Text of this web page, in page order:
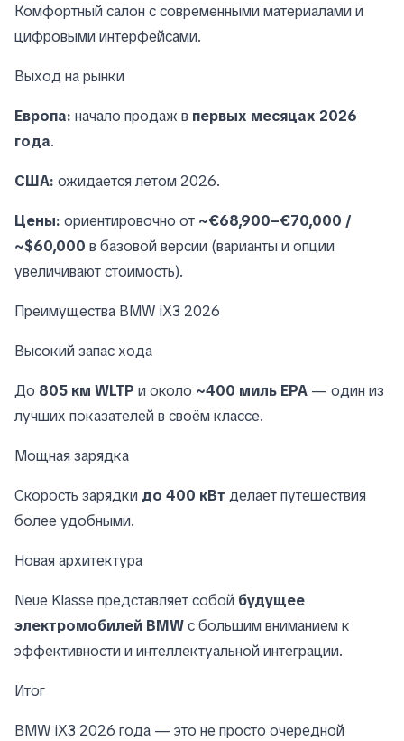
Комфортный салон с современными материaлами и
цифровыми интерфейсами.
Выход на рынки
Европа: начало продаж в первых месяцах 2026
года.
США: ожидается летом 2026.
Цены: ориентировочно от ~€68,900–€70,000 /
~$60,000 в базовой версии (варианты и опции
увеличивают стоимость).
Преимущества BMW iX3 2026
Высокий запас хода
До 805 км WLTP и около ~400 миль EPA — один из
лучших показателей в своём классе.
Мощная зарядка
Скорость зарядки до 400 кВт делает путешествия
более удобными.
Новая архитектура
Neue Klasse представляет собой будущее
электромобилей BMWс большим вниманием к
эффективности и интеллектуальной интеграции.
Итог
BMW iX3 2026 года — это не просто очередной